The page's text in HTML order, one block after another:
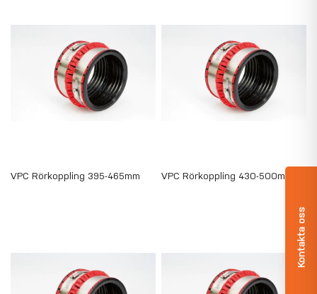
Kontakta oss
VPC Rörkoppling 395-465mm VPC Rörkoppling 430-500mm